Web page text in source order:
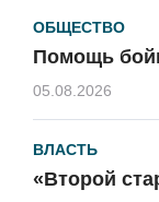
ОБЩЕСТВО
Помощь
05.08.2026
ВЛАСТЬ
«Второй